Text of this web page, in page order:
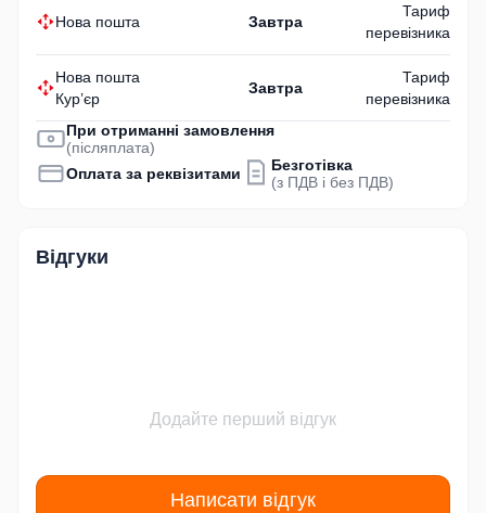
Нова пошта Завтра
Тариф
перевізника
Нова пошта
Кур’єр
Завтра
Тариф
перевізника
При отриманні замовлення
(післяплата)
Оплата за реквізитами
Безготівка
(з ПДВ і без ПДВ)
Відгуки
Додайте перший відгук
Написати відгук